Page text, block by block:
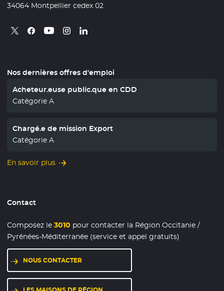
34064 Montpellier cedex 02
Retrouvez nous sur X
- Nouvelle fenêtre
Retrouvez nous sur Facebook
- Nouvelle fenêtre
Retrouvez nous sur Youtube
- Nouvelle fenêtre
Retrouvez nous sur Instagram
- Nouvelle fenêtre
Retrouvez nous sur Linkedin
- Nouvelle fenêtre
Nos dernières offres d'emploi
Acheteur.euse public.que en CDD
Catégorie A
Chargé.e de mission Export
Catégorie A
En savoir plus
Contact
Composez le3010 pour contacter la Région Occitanie /
Pyrénées-Méditerranée (service et appel gratuits)
NOUS CONTACTER